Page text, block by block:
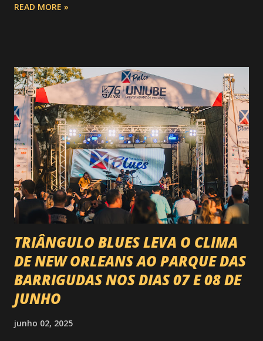
do Circuito Rancho Primavera (CRP) , a maior companhia de
impacto é tão grande que o evento até mudou de nome:
agora é Expozebu Rodeo Shows . E não para por aí. Foto:
@circuitoranchoprimavera 🎤 LINE-UP NACIONAL QUE
VAI ESTREMECER O PARQUE Serão quatro noites , entre
24, 25, 30 de abril e 02 de maio , com oito atrações gigantes
da música brasileira , contemplando sertanejo, forró,
piseiro e sofrência nível hard: Gusttavo Lima Leonardo
Natanzinho Lima Jads & ...
READ MORE »
TRIÂNGULO BLUES LEVA O CLIMA
DE NEW ORLEANS AO PARQUE DAS
BARRIGUDAS NOS DIAS 07 E 08 DE
JUNHO
junho 02, 2025